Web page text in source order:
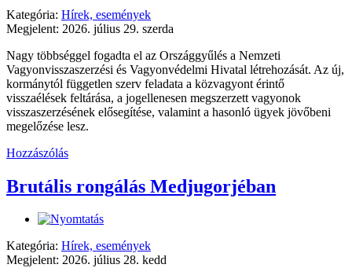
Kategória: Hírek, események
Megjelent: 2026. július 29. szerda
Nagy többséggel fogadta el az Országgyűlés a Nemzeti
Vagyonvisszaszerzési és Vagyonvédelmi Hivatal létrehozását. Az új,
kormánytól független szerv feladata a közvagyont érintő
visszaélések feltárása, a jogellenesen megszerzett vagyonok
visszaszerzésének elősegítése, valamint a hasonló ügyek jövőbeni
megelőzése lesz.
Hozzászólás
Brutális rongálás Medjugorjéban
Kategória: Hírek, események
Megjelent: 2026. július 28. kedd